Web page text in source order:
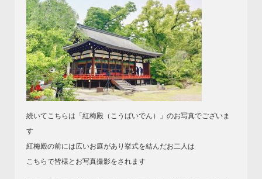
続いてこちらは「紅梅殿（こうばいでん）」のお写真でございま
す
紅梅殿の前には広いお庭があり挙式を結んだお二人は
こちらで皆様とお写真撮影をされます